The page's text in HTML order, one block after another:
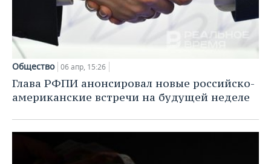
Общество 06 апр, 15:26
Глава РФПИ анонсировал новые российско-
американские встречи на будущей неделе